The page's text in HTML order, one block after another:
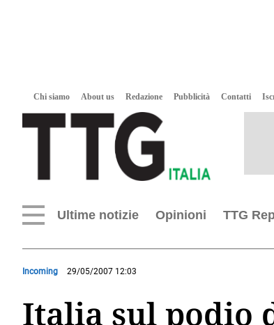
Chi siamo About us Redazione Pubblicità Contatti
Ultime notizie Opinioni TTG
Incoming 29/05/2007 12:03
Italia sul podio